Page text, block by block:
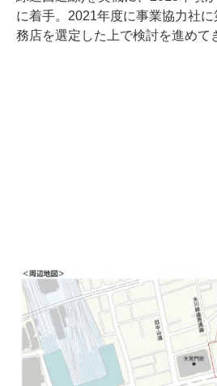
に着手。2021年度に事業協力社
務店を選定した上で検討を進めて